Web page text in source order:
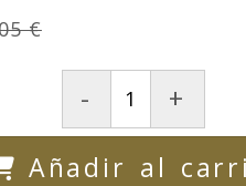
€
-
+
Añadir al